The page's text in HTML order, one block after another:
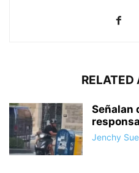
RELATED
Señalan
Jenchy